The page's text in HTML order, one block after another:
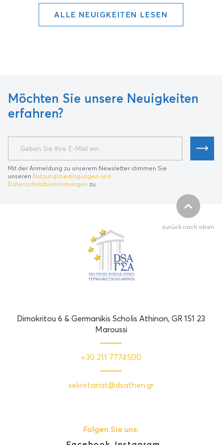
ALLE NEUIGKEITEN LESEN
Möchten Sie unsere Neuigkeiten
erfahren?
Mit der Anmeldung zu unserem Newsletter stimmen Sie
unseren Nutzungsbedingungen und
Datenschutzbestimmungen zu.
zurück nach oben
Dimokritou 6 & Germanikis Scholis Athinon, GR 151 23
Maroussi
+30 211 7774500
sekretariat@dsathen.gr
Folgen Sie uns: